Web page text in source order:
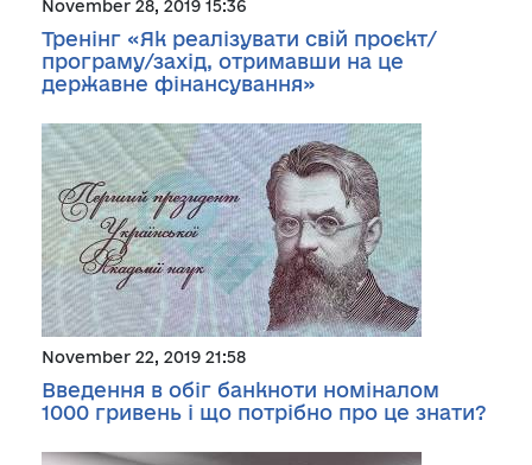
November 28, 2019 15:36
Тренінг «Як реалізувати свій проєкт/
програму/захід, отримавши на це
державне фінансування»
November 22, 2019 21:58
Введення в обіг банкноти номіналом
1000 гривень і що потрібно про це знати?